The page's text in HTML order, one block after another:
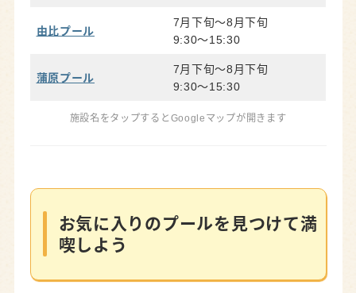
由比プール
7月下旬～8月下旬
9:30～15:30
蒲原プール
7月下旬～8月下旬
9:30～15:30
施設名をタップするとGoogleマップが開きます
お気に入りのプールを見つけて満
喫しよう